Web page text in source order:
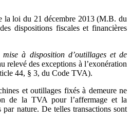
la loi du 21 décembre 2013 (M.B. du
dispositions fiscales et financières
à disposition d’outillages et de
relevé des exceptions à l’exonération
44, § 3, du Code TVA).
et outillages fixés à demeure ne
de la TVA pour l’affermage et la
nature. De telles transactions sont